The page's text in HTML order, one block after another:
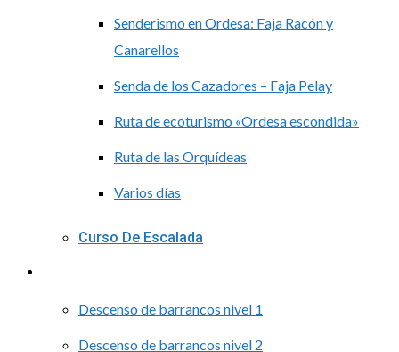
Senderismo en Ordesa: Faja Racón y
Canarellos
Senda de los Cazadores – Faja Pelay
Ruta de ecoturismo «Ordesa escondida»
Ruta de las Orquídeas
Varios días
Curso De Escalada
Descenso de barrancos nivel 1
Descenso de barrancos nivel 2